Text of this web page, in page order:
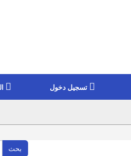
تسجيل دخول
بحث